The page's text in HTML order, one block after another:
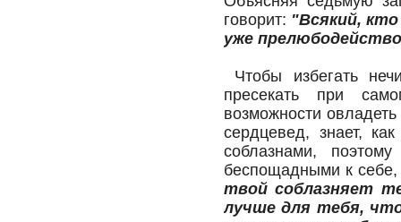
говорит: "Всякий,
уже
Чтобы избегать
пресекать при
возможности
сердцевед, знает,
соблазнами,
беспощадными к
твой соблазняет
лучше для тебя,